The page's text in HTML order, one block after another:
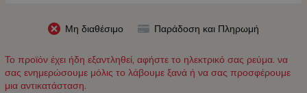
Μη διαθέσιμο Παράδοση και Πληρωμή
Το προϊόν έχει ήδη εξαντληθεί, αφήστε το ηλεκτρικό σας ρεύμα. να
σας ενημερώσουμε μόλις το λάβουμε ξανά ή να σας προσφέρουμε
μια αντικατάσταση.